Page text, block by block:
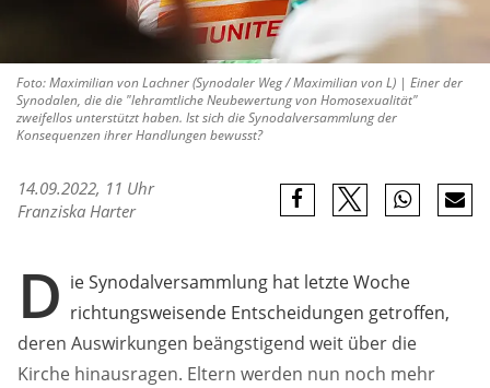
Foto: Maximilian von Lachner (Synodaler Weg / Maximilian von L) | Einer der
Synodalen, die die "lehramtliche Neubewertung von Homosexualität"
zweifellos unterstützt haben. Ist sich die Synodalversammlung der
Konsequenzen ihrer Handlungen bewusst?
14.09.2022, 11 Uhr
Franziska Harter
D ie Synodalversammlung hat letzte Woche
richtungsweisende Entscheidungen getroffen,
deren Auswirkungen beängstigend weit über die
Kirche hinausragen. Eltern werden nun noch mehr